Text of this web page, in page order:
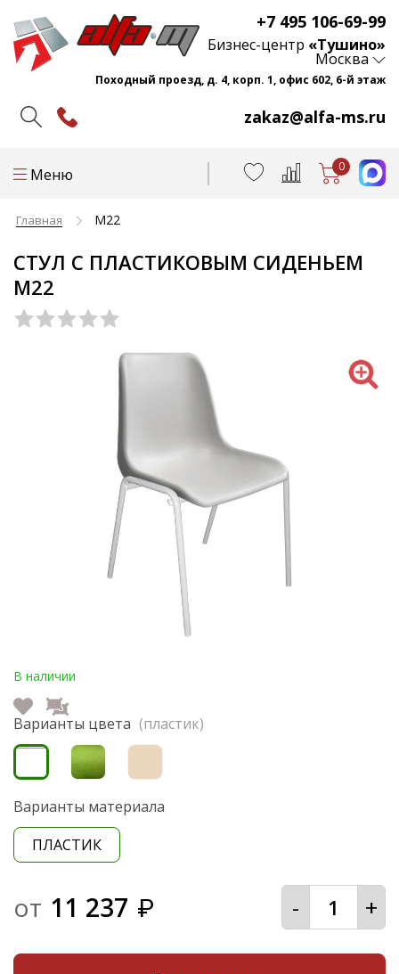
+7 495 106-69-99
zakaz@alfa-ms.ru
Бизнес-центр «Тушино»
Москва
Походный проезд, д. 4, корп. 1, офис 602, 6-й этаж
Меню 0
Главная М22
СТУЛ С ПЛАСТИКОВЫМ СИДЕНЬЕМ
М22
В наличии
Варианты цвета (пластик)
Варианты материала
ПЛАСТИК
от 11 237 ₽ - +